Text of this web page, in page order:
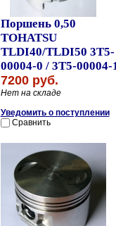
Поршень 0,50
TOHATSU
TLDI40/TLDI50 3T5-
00004-0 / 3T5-00004-
7200 руб.
Нет на складе
Уведомить о поступлении
Сравнить